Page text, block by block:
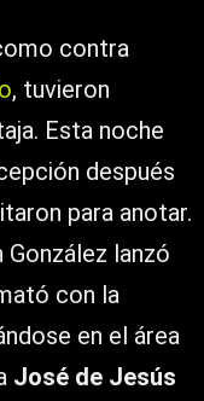
contra
, tuvieron
Esta noche
después
para anotar.
González lanzó
con la
en el área
José de Jesús